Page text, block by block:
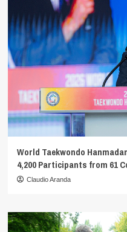
World Taekwondo
4,200 Participants from 61
Claudio Aranda